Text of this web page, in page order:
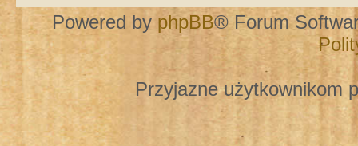
Powered by phpBB® Forum
Przyjazne użytkownikom